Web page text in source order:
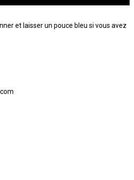
et laisser un pouce bleu si vous avez